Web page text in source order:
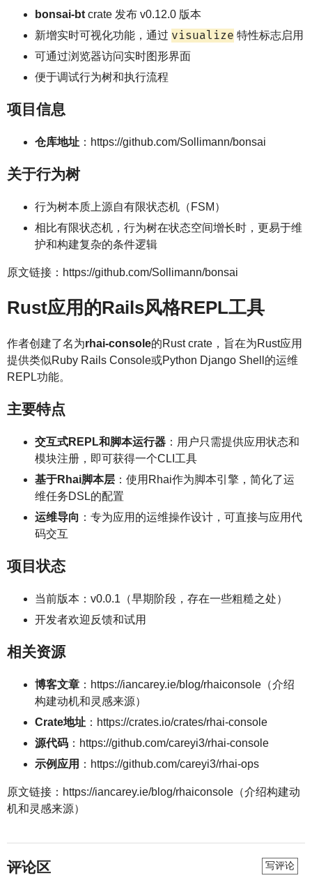
bonsai-bt crate 发布 v0.12.0 版本
新增实时可视化功能，通过 visualize 特性标志启用
可通过浏览器访问实时图形界面
便于调试行为树和执行流程
项目信息
仓库地址 ：https://github.com/Sollimann/bonsai
关于行为树
行为树本质上源自有限状态机（FSM）
相比有限状态机，行为树在状态空间增长时，更易于维
护和构建复杂的条件逻辑
原文链接：https://github.com/Sollimann/bonsai
Rust应用的Rails风格REPL工具
作者创建了名为rhai-console的Rust crate，旨在为Rust应用
提供类似Ruby Rails Console或Python Django Shell的运维
REPL功能。
主要特点
交互式REPL和脚本运行器 ：用户只需提供应用状态和
模块注册，即可获得一个CLI工具
基于Rhai脚本层 ：使用Rhai作为脚本引擎，简化了运
维任务DSL的配置
运维导向 ：专为应用的运维操作设计，可直接与应用代
码交互
项目状态
当前版本：v0.0.1（早期阶段，存在一些粗糙之处）
开发者欢迎反馈和试用
相关资源
博客文章 ：https://iancarey.ie/blog/rhaiconsole（介绍
构建动机和灵感来源）
Crate地址 ：https://crates.io/crates/rhai-console
源代码 ：https://github.com/careyi3/rhai-console
示例应用 ：https://github.com/careyi3/rhai-ops
原文链接：https://iancarey.ie/blog/rhaiconsole（介绍构建动
机和灵感来源）
评论区 写评论